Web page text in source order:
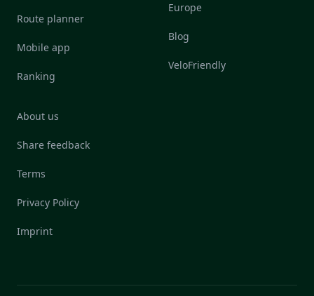
Route planner
Mobile app
Ranking
Europe
Blog
VeloFriendly
About us
Share feedback
Terms
Privacy Policy
Imprint